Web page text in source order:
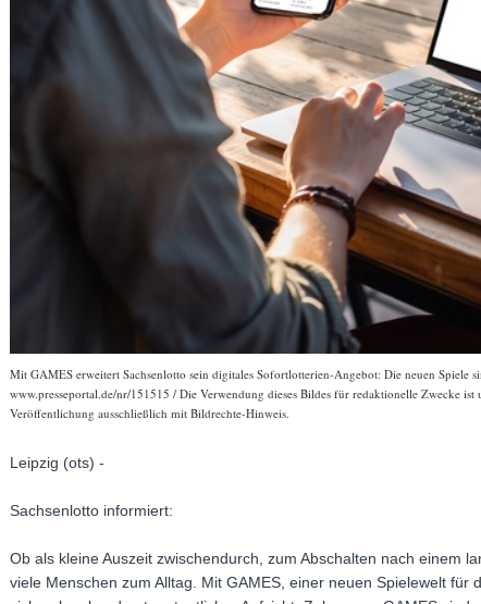
Mit GAMES erweitert Sachsenlotto sein digitales Sofortlotterien-Angebot: Die neuen Spiele
www.presseportal.de/nr/151515 / Die Verwendung dieses Bildes für redaktionelle Zwecke
Veröffentlichung ausschließlich mit Bildrechte-Hinweis.
Leipzig (ots) -
Sachsenlotto informiert:
Ob als kleine Auszeit zwischendurch, zum Abschalten nach einem
viele Menschen zum Alltag. Mit GAMES, einer neuen Spielewelt